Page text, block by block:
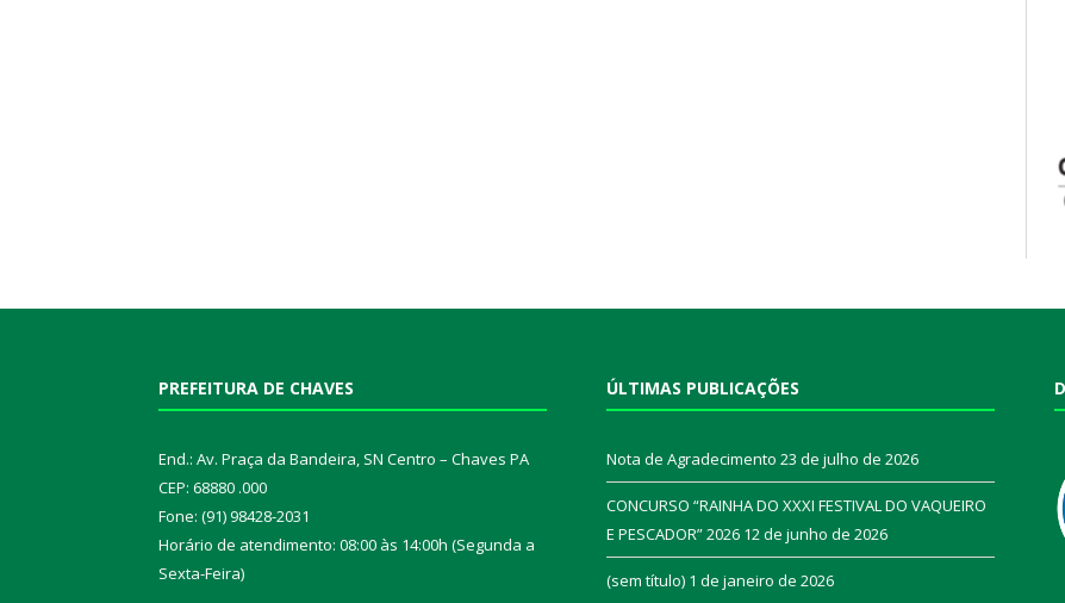
PREFEITURA DE CHAVES
End.: Av. Praça da Bandeira, SN Centro – Chaves PA
CEP: 68880 .000
Fone: (91) 98428-2031
Horário de atendimento: 08:00 às 14:00h (Segunda a
Sexta-Feira)
ÚLTIMAS PUBLICAÇÕES
Nota de Agradecimento 23 de julho de 2026
CONCURSO “RAINHA DO XXXI FESTIVAL DO VAQUEIRO
E PESCADOR” 2026 12 de junho de 2026
(sem título) 1 de janeiro de 2026